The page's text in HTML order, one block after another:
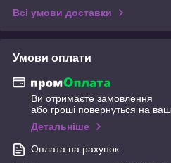
Всі умови доставки
Умови оплати
Ви отримаєте замовлення
або гроші повернуться на
Детальніше
Оплата на рахунок